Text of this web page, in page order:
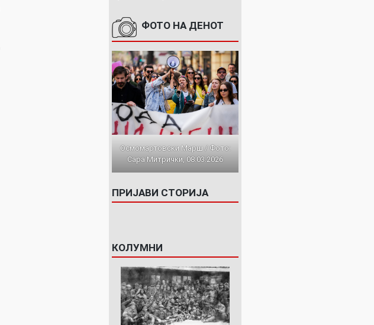
ФОТО НА ДЕНОТ
Осмомартовски Марш / Фото:
Сара Митрички, 08.03.2026
ПРИЈАВИ СТОРИЈА
КОЛУМНИ